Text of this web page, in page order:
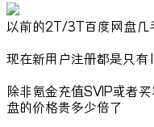
以前的2T/3T百度网盘几
现在新用户注册都是只有
除非氪金充值SVIP或者
盘的价格贵多少倍了